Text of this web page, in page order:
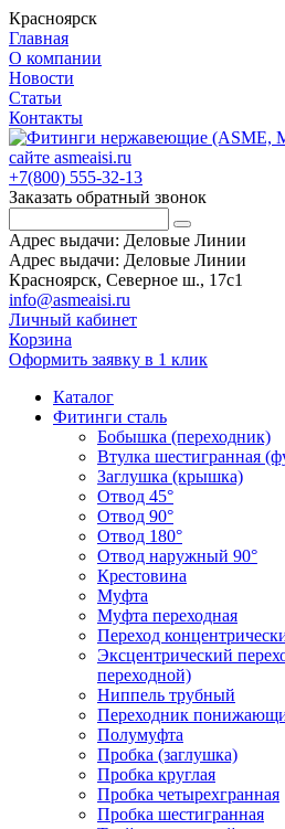
Красноярск
Главная
О компании
Новости
Статьи
Контакты
+7(800) 555-32-13
Заказать обратный звонок
Адрес выдачи: Деловые Линии
Адрес выдачи: Деловые Линии
Красноярск, Северное ш., 17с1
info@asmeaisi.ru
Личный кабинет
Корзина
Оформить заявку в 1 клик
Каталог
Фитинги сталь
Бобышка (переходник)
Втулка шестигранная
Заглушка (крышка)
Отвод 45°
Отвод 90°
Отвод 180°
Отвод наружный 90°
Крестовина
Муфта
Муфта переходная
Переход
Эксцентрический
переходной)
Ниппель трубный
Переходник
Полумуфта
Пробка (заглушка)
Пробка круглая
Пробка четырехгранная
Пробка шестигранная